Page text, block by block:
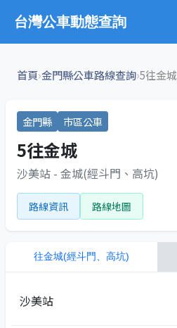
台灣公車動態查詢
首頁›金門縣公車路線查詢›5往金城
金門縣 市區公車
5往金城
沙美站 - 金城(經斗門、高坑)
路線資訊 路線地圖
往金城(經斗門、高坑)
沙美站